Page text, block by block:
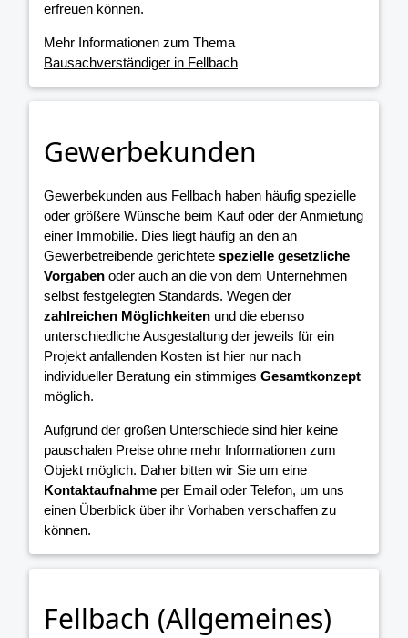
erfreuen können.
Mehr Informationen zum Thema
Bausachverständiger in Fellbach
Gewerbekunden
Gewerbekunden aus Fellbach haben häufig spezielle
oder größere Wünsche beim Kauf oder der Anmietung
einer Immobilie. Dies liegt häufig an den an
Gewerbetreibende gerichtete spezielle gesetzliche
Vorgaben oder auch an die von dem Unternehmen
selbst festgelegten Standards. Wegen der
zahlreichen Möglichkeiten und die ebenso
unterschiedliche Ausgestaltung der jeweils für ein
Projekt anfallenden Kosten ist hier nur nach
individueller Beratung ein stimmiges Gesamtkonzept
möglich.
Aufgrund der großen Unterschiede sind hier keine
pauschalen Preise ohne mehr Informationen zum
Objekt möglich. Daher bitten wir Sie um eine
Kontaktaufnahme per Email oder Telefon, um uns
einen Überblick über ihr Vorhaben verschaffen zu
können.
Fellbach (Allgemeines)